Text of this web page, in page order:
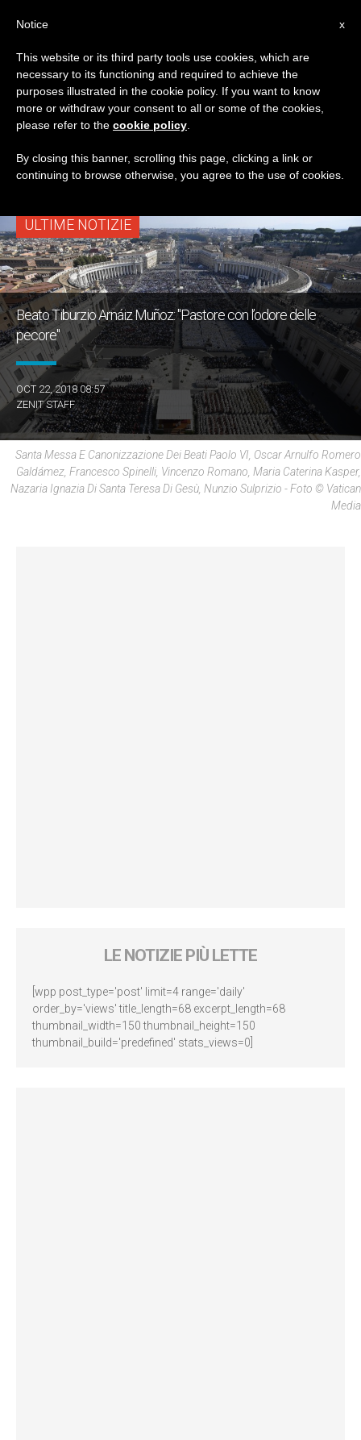
TAG
Posts Tagged ‘Tiburzio
Arnáiz Muñoz’
ULTIME NOTIZIE
Beato Tiburzio Arnáiz Muñoz: "Pastore con l’odore delle
pecore"
OCT 22, 2018 08:57
ZENIT STAFF
Santa Messa E Canonizzazione Dei Beati Paolo VI, Oscar Arnulfo Romero
Galdámez, Francesco Spinelli, Vincenzo Romano, Maria Caterina Kasper,
Nazaria Ignazia Di Santa Teresa Di Gesù, Nunzio Sulprizio - Foto © Vatican
Media
LE NOTIZIE PIÙ LETTE
[wpp post_type='post' limit=4 range='daily'
order_by='views' title_length=68 excerpt_length=68
thumbnail_width=150 thumbnail_height=150
thumbnail_build='predefined' stats_views=0]
x
Notice
This website or its third party tools use cookies, which are
necessary to its functioning and required to achieve the
purposes illustrated in the cookie policy. If you want to know
more or withdraw your consent to all or some of the cookies,
please refer to the cookie policy
By closing this banner, scrolling this page, clicking a link or
continuing to browse otherwise, you agree to the use of cookies.